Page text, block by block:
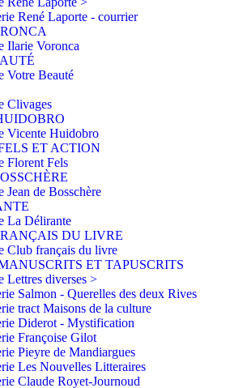
René Laporte - courrier
Ilarie Voronca
Votre Beauté
Clivages
Vicente Huidobro
ET ACTION
Florent Fels
Jean de Bosschère
La Délirante
DU LIVRE
Club français du livre
ET TAPUSCRITS
Lettres diverses >
Salmon - Querelles des deux Rives
tract Maisons de la culture
Diderot - Mystification
Françoise Gilot
Pieyre de Mandiargues
Les Nouvelles Litteraires
Claude Royet-Journoud